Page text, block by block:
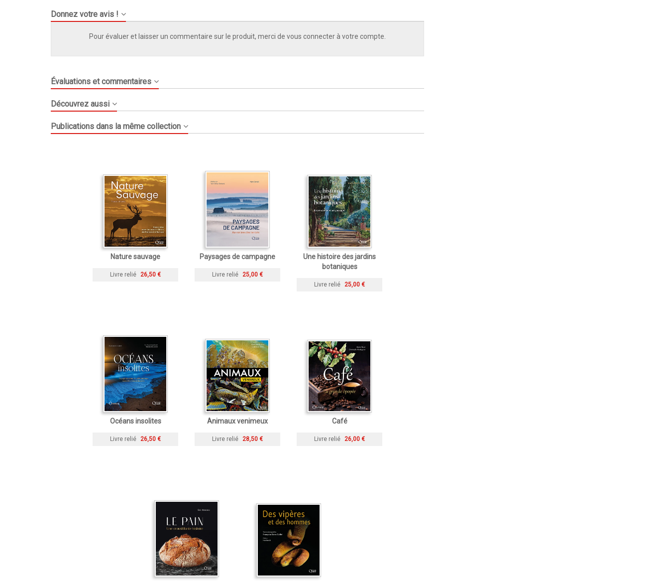
Donnez votre avis !
Pour évaluer et laisser un commentaire sur le produit, merci de vous connecter à votre compte.
Évaluations et commentaires
Découvrez aussi
Publications dans la même collection
Nature sauvage
Livre relié 26,50 €
Paysages de campagne
Livre relié 25,00 €
Une histoire des jardins
botaniques
Livre relié 25,00 €
Océans insolites
Livre relié 26,50 €
Animaux venimeux
Livre relié 28,50 €
Café
Livre relié 26,00 €